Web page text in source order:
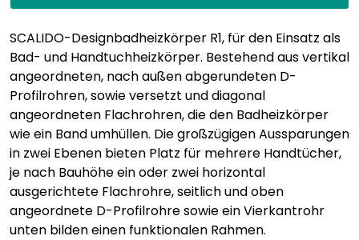
SCALIDO-Designbadheizkörper R1, für den Einsatz als
Bad- und Handtuchheizkörper. Bestehend aus vertikal
angeordneten, nach außen abgerundeten D-
Profilrohren, sowie versetzt und diagonal
angeordneten Flachrohren, die den Badheizkörper
wie ein Band umhüllen. Die großzügigen Aussparungen
in zwei Ebenen bieten Platz für mehrere Handtücher,
je nach Bauhöhe ein oder zwei horizontal
ausgerichtete Flachrohre, seitlich und oben
angeordnete D-Profilrohre sowie ein Vierkantrohr
unten bilden einen funktionalen Rahmen.